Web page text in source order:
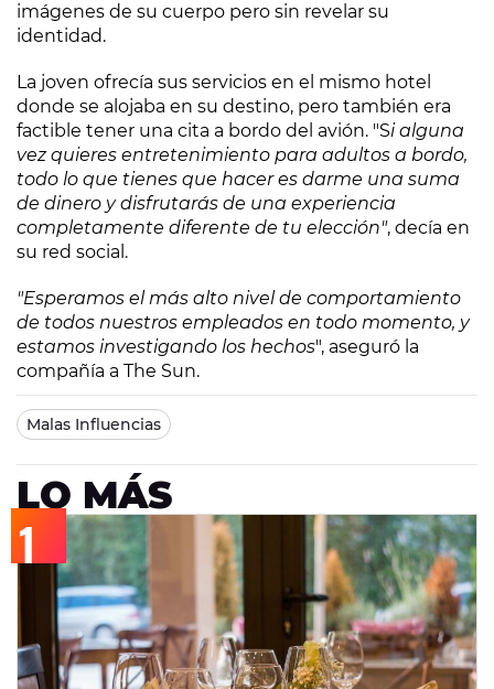
imágenes de su cuerpo pero sin revelar su
identidad.
La joven ofrecía sus servicios en el mismo hotel
donde se alojaba en su destino, pero también era
factible tener una cita a bordo del avión. "Si alguna
vez quieres entretenimiento para adultos a bordo,
todo lo que tienes que hacer es darme una suma
de dinero y disfrutarás de una experiencia
completamente diferente de tu elección", decía en
su red social.
"Esperamos el más alto nivel de comportamiento
de todos nuestros empleados en todo momento, y
estamos investigando los hechos", aseguró la
compañía a The Sun.
Malas Influencias
LO MÁS